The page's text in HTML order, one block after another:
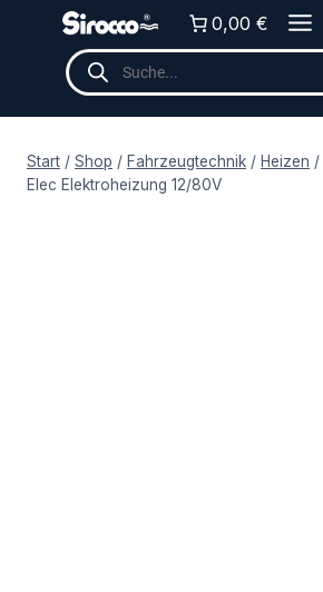
springen
0,00 €
Products
search
Start / Shop / Fahrzeugtechnik / Heizen /
Elec Elektroheizung 12/80V